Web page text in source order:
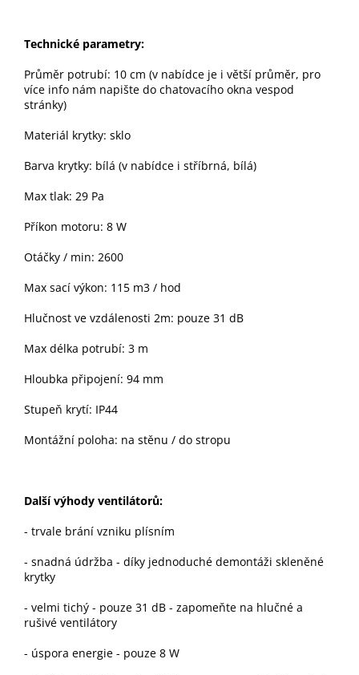
Technické parametry:
Průměr potrubí: 10 cm (v nabídce je i větší průměr, pro
více info nám napište do chatovacího okna vespod
stránky)
Materiál krytky: sklo
Barva krytky: bílá (v nabídce i stříbrná, bílá)
Max tlak: 29 Pa
Příkon motoru: 8 W
Otáčky / min: 2600
Max sací výkon: 115 m3 / hod
Hlučnost ve vzdálenosti 2m: pouze 31 dB
Max délka potrubí: 3 m
Hloubka připojení: 94 mm
Stupeň krytí: IP44
Montážní poloha: na stěnu / do stropu
Další výhody ventilátorů:
- trvale brání vzniku plísním
- snadná údržba - díky jednoduché demontáži skleněné
krytky
- velmi tichý - pouze 31 dB - zapomeňte na hlučné a
rušivé ventilátory
- úspora energie - pouze 8 W